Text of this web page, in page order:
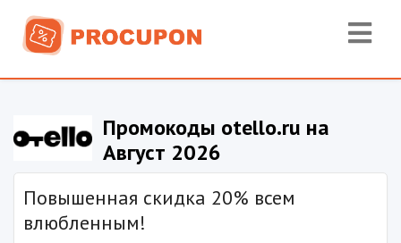
Промокоды otello.ru на
Август 2026
Повышенная скидка 20% всем
влюбленным!